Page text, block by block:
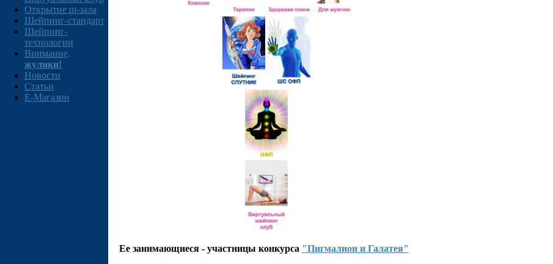
Открытие ш-зала
Шейпинг-стандарт
Шейпинг-
технологии
Внимание,
жулики!
Новости
Статьи
E-Магазин
Ее занимающиеся - участницы конкурса "Пигмалион и Галатея"